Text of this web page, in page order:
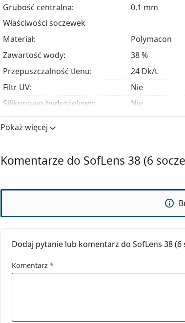
Grubość centralna:
0.1 mm
Właściwości soczewek
Materiał:
Polymacon
Zawartość wody:
38 %
Przepuszczalność tlenu:
24 Dk/t
Filtr UV:
Nie
Silikonowo-hydrożelowe:
Nie
Użycie
Ważność:
manipulację:
soczewkach:
Opakowanie
Waga:
Pokaż więcej
Komentarze do SofLens 38 (6
Dodaj pytanie lub komentarz do SofLens 38 (6
Komentarz *